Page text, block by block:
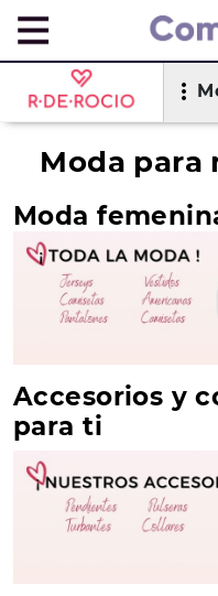
Moda para
Moda
Accesorios y
para ti